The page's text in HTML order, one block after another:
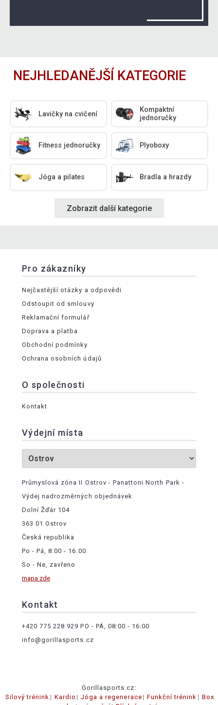
NEJHLEDANĚJŠÍ KATEGORIE
Lavičky na cvičení
Kompaktní
jednoručky
Fitness jednoručky Plyoboxy
Jóga a pilates Bradla a hrazdy
Zobrazit další kategorie
Pro zákazníky
Nejčastější otázky a odpovědi
Odstoupit od smlouvy
Reklamační formulář
Doprava a platba
Obchodní podmínky
Ochrana osobních údajů
O společnosti
Kontakt
Výdejní místa
Průmyslová zóna II Ostrov - Panattoni North Park -
Výdej nadrozměrných objednávek
Dolní Žďár 104
363 01 Ostrov
Česká republika
Po - Pá, 8:00 - 16:00
So - Ne, zavřeno
mapa zde
Kontakt
+420 775 228 929 PO - PÁ, 08:00 - 16:00
info@gorillasports.cz
Gorillasports.cz:
Silový trénink
Kardio Jóga a regenerace Funkční trénink
Box